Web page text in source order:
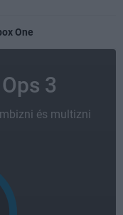
One
3
és multizni